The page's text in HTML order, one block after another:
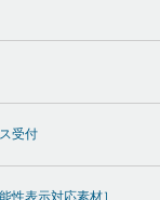
受付